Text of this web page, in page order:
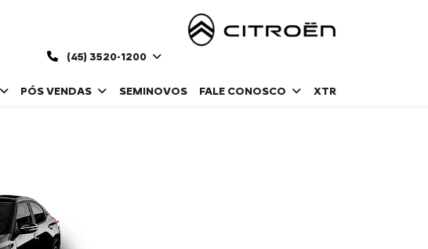
(45) 3520-1200
PÓS VENDAS SEMINOVOS FALE CONOSCO XTR